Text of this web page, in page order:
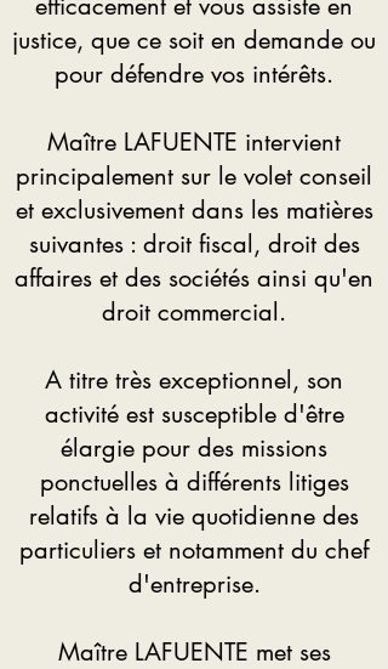
justice, que ce soit en demande ou
pour défendre vos intérêts.
Maître LAFUENTE intervient
principalement sur le volet conseil
et exclusivement dans les matières
suivantes : droit fiscal, droit des
affaires et des sociétés ainsi qu'en
droit commercial.
A titre très exceptionnel, son
activité est susceptible d'être
élargie pour des missions
ponctuelles à différents litiges
relatifs à la vie quotidienne des
particuliers et notamment du chef
d'entreprise.
Maître LAFUENTE met ses